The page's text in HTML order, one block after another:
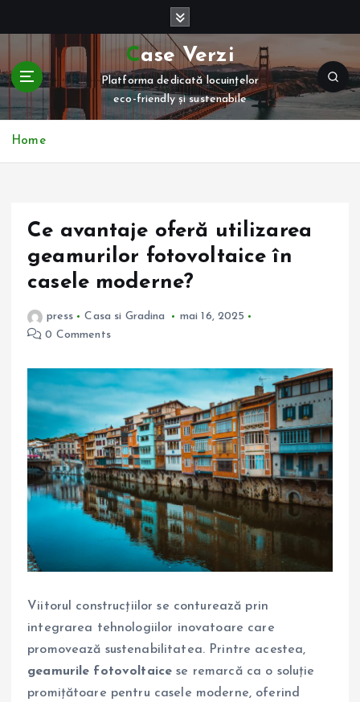
t
c
Case Verzi
Platforma dedicată locuințelor
eco-friendly și sustenabile
Home
Ce avantaje oferă utilizarea
geamurilor fotovoltaice în
casele moderne?
press Casa si Gradina
mai 16, 2025
0 Comments
Viitorul construcțiilor se conturează prin
integrarea tehnologiilor inovatoare care
promovează sustenabilitatea. Printre acestea,
geamurile fotovoltaice se remarcă ca o soluție
promițătoare pentru casele moderne, oferind